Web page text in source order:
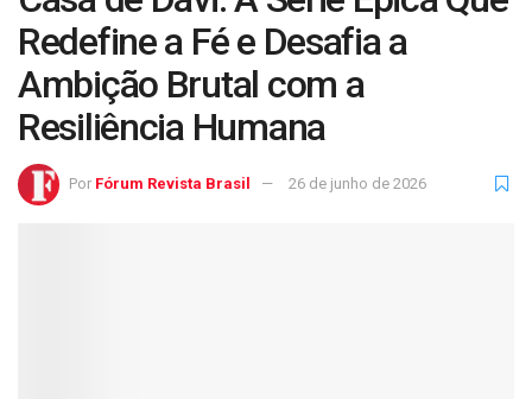
Redefine a Fé e Desafia a
Ambição Brutal com a
Resiliência Humana
Por Fórum Revista Brasil 26 de junho de 2026